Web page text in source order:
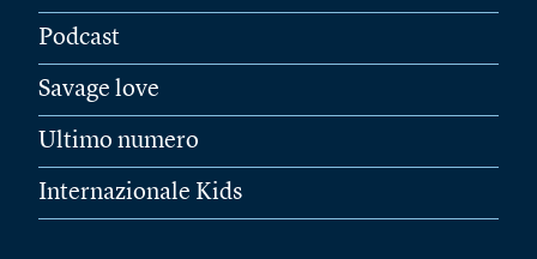
Podcast
Savage love
Ultimo numero
Internazionale Kids